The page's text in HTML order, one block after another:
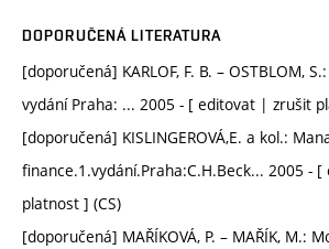
DOPORUČENÁ LITERATURA
[doporučená] KARLOF, F. B. – OSTBLOM,
vydání Praha: ... 2005 - [ editovat | zrušit
[doporučená] KISLINGEROVÁ,E. a kol.:
finance.1.vydání.Praha:C.H.Beck... 2005 -
platnost ] (CS)
[doporučená] MAŘÍKOVÁ, P. – MAŘÍK, M.: